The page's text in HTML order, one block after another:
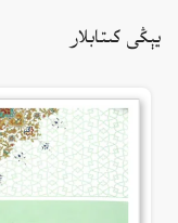
يېڭى كىتابلار